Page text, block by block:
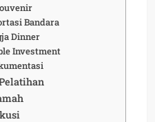
Bandara
Dinner
Investment